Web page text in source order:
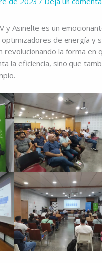
y Asinelte es un
optimizadores de energía y
la forma en
la eficiencia, sino que